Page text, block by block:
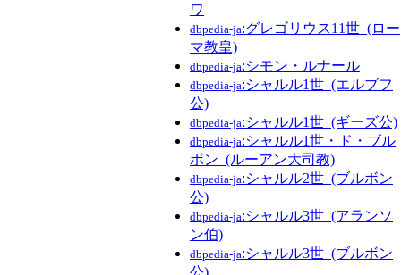
ワ
dbpedia-ja:グレゴリウス11世_(ロー
マ教皇)
dbpedia-ja:シモン・ルナール
dbpedia-ja:シャルル1世_(エルブフ
公)
dbpedia-ja:シャルル1世_(ギーズ公)
dbpedia-ja:シャルル1世・ド・ブル
ボン_(ルーアン大司教)
dbpedia-ja:シャルル2世_(ブルボン
公)
dbpedia-ja:シャルル3世_(アランソ
ン伯)
dbpedia-ja:シャルル3世_(ブルボン
公)